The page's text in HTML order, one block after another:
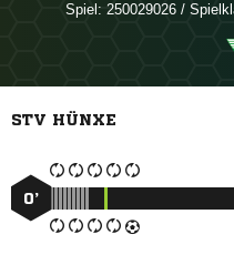
Spiel: 250029026 /
STV HÜNXE
0’